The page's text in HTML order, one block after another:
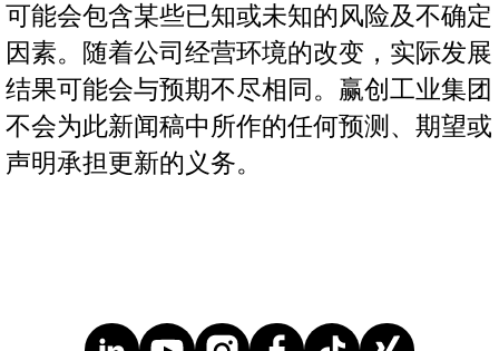
可能会包含某些已知或未知的风险及不确定
因素。随着公司经营环境的改变，实际发展
结果可能会与预期不尽相同。赢创工业集团
不会为此新闻稿中所作的任何预测、期望或
声明承担更新的义务。